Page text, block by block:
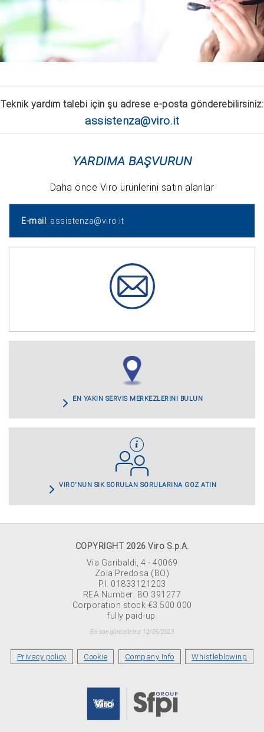
Teknik yardım talebi için şu adrese e-posta gönderebilirsiniz:
assistenza@viro.it
YARDIMA BAŞVURUN
Daha önce Viro ürünlerini satın alanlar
E-mail : assistenza@viro.it
EN YAKIN SERVİS MERKEZLERİNİ BULUN
VİRO'NUN SIK SORULAN SORULARINA GÖZ ATIN
COPYRIGHT 2026 Viro S.p.A.
Via Garibaldi, 4 - 40069
Zola Predosa (BO)
P.I. 01833121203
REA Number: BO 391277
Corporation stock €3.500.000
fully paid-up.
En son güncelleme 12/05/2023
Privacy policy Cookie Company Info Whistleblowing